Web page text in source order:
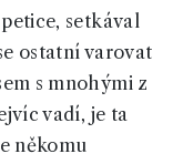
setkával
ostatní varovat
s mnohými z
vadí, je ta
někomu